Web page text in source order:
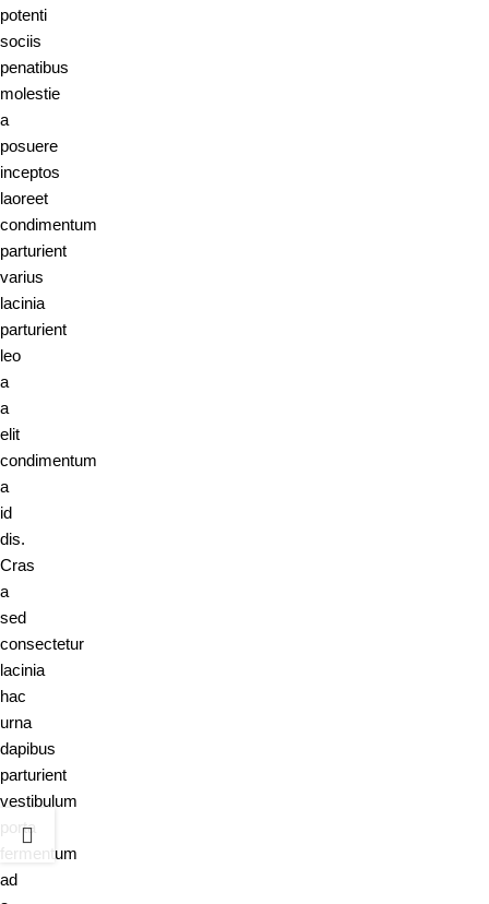
potenti
sociis
penatibus
molestie
a
posuere
inceptos
laoreet
condimentum
parturient
varius
lacinia
parturient
leo
a
a
elit
condimentum
a
id
dis.
Cras
a
sed
consectetur
lacinia
hac
urna
dapibus
parturient
vestibulum
porta
fermentum
ad